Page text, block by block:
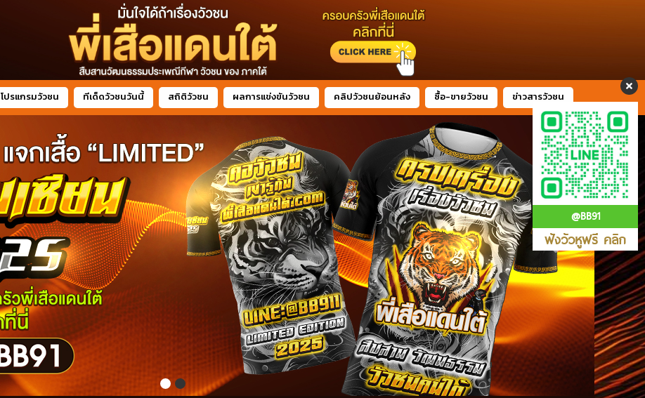
@BB91
ฟังวัวหูฟรี คลิก
โปรแกรมวัวชน ทีเด็ดวัวชนวันนี้ สถิติวัวชน ผลการแข่งขันวัวชน คลิปวัวชนย้อนหลัง ซื้อ-ขายวัวชน ข่าวสารวัวชน